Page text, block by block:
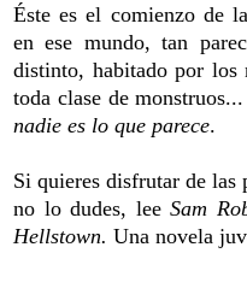
Éste es el comienzo de
en ese mundo, tan
distinto, habitado por los
toda clase de
nadie es lo que parece.
Si quieres disfrutar de las
no lo dudes, leeSam
Hellstown. Una novela